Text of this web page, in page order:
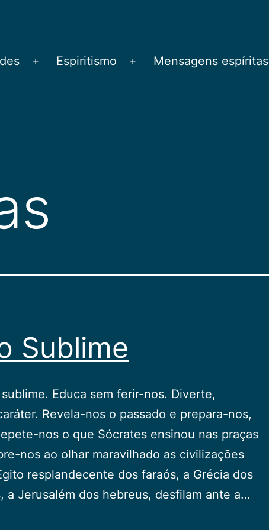
Abrir
Espiritismo
Abrir
Mensagens espíritas
Sublime
Educa sem ferir-nos. Diverte,
Revela-nos o passado e prepara-nos,
nos o que Sócrates ensinou nas praças
nos ao olhar maravilhado as civilizações
resplandecente dos faraós, a Grécia dos
a Jerusalém dos hebreus, desfilam ante a…